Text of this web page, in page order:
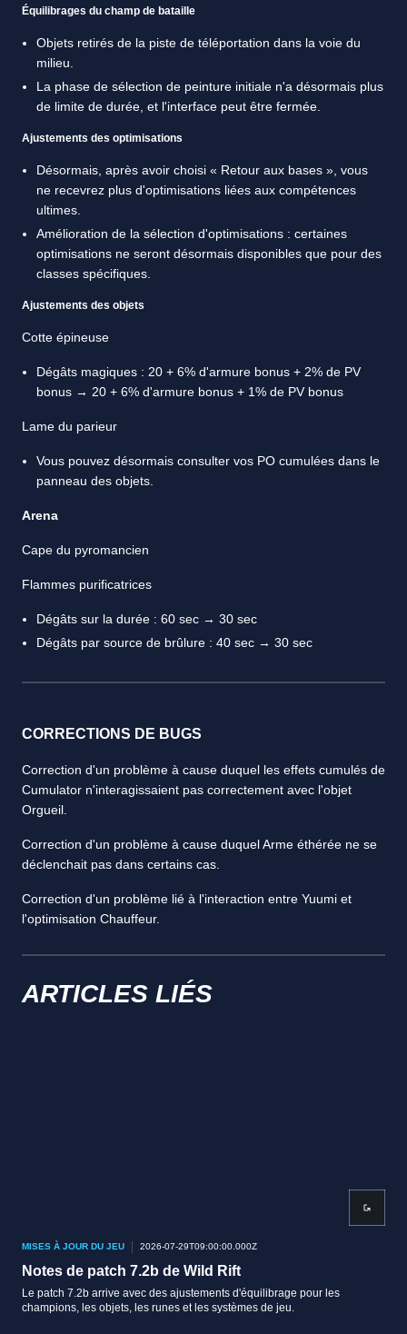
Équilibrages du champ de bataille
Objets retirés de la piste de téléportation dans la voie du
milieu.
La phase de sélection de peinture initiale n'a désormais plus
de limite de durée, et l'interface peut être fermée.
Ajustements des optimisations
Désormais, après avoir choisi « Retour aux bases », vous
ne recevrez plus d'optimisations liées aux compétences
ultimes.
Amélioration de la sélection d'optimisations : certaines
optimisations ne seront désormais disponibles que pour des
classes spécifiques.
Ajustements des objets
Cotte épineuse
Dégâts magiques : 20 + 6% d'armure bonus + 2% de PV
bonus → 20 + 6% d'armure bonus + 1% de PV bonus
Lame du parieur
Vous pouvez désormais consulter vos PO cumulées dans le
panneau des objets.
Arena
Cape du pyromancien
Flammes purificatrices
Dégâts sur la durée : 60 sec → 30 sec
Dégâts par source de brûlure : 40 sec → 30 sec
CORRECTIONS DE BUGS
Correction d'un problème à cause duquel les effets cumulés de
Cumulator n'interagissaient pas correctement avec l'objet
Orgueil.
Correction d'un problème à cause duquel Arme éthérée ne se
déclenchait pas dans certains cas.
Correction d'un problème lié à l'interaction entre Yuumi et
l'optimisation Chauffeur.
ARTICLES LIÉS
MISES À JOUR DU JEU 2026-07-29T09:00:00.000Z
Notes de patch 7.2b de Wild Rift
Le patch 7.2b arrive avec des ajustements d'équilibrage pour les
champions, les objets, les runes et les systèmes de jeu.